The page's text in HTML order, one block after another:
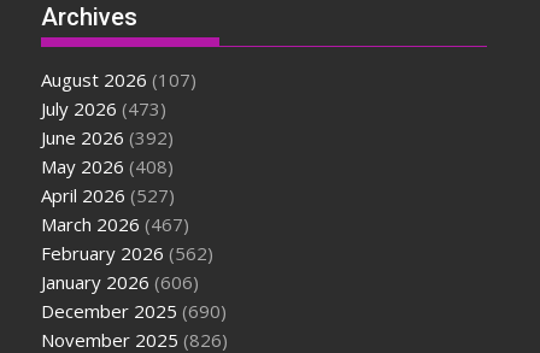
Archives
August 2026 (107)
July 2026 (473)
June 2026 (392)
May 2026 (408)
April 2026 (527)
March 2026 (467)
February 2026 (562)
January 2026 (606)
December 2025 (690)
November 2025 (826)